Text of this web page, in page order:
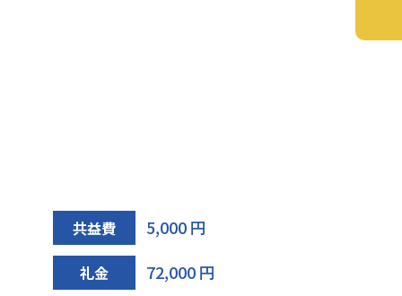
共益費 5,000 円
礼金 72,000 円